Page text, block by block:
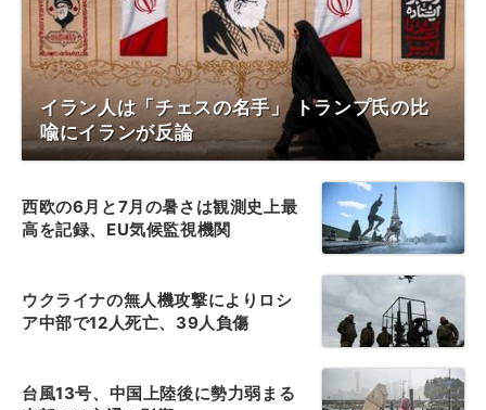
イラン人は「チェスの名手」 トランプ氏の比
喩にイランが反論
西欧の6月と7月の暑さは観測史上最
高を記録、EU気候監視機関
ウクライナの無人機攻撃によりロシ
ア中部で12人死亡、39人負傷
台風13号、中国上陸後に勢力弱まる